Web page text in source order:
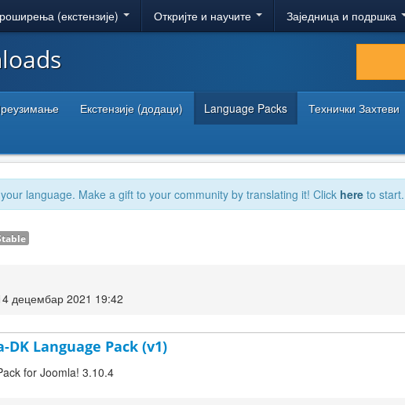
(екстензије) Откријте и научите Заједница и подршка
Екстензије (додаци) Language Packs Технички Захтеви
language. Make a gift to your community by translating it! Click here to start.
децембар 2021 19:42
DK Language Pack (v1)
for Joomla! 3.10.4